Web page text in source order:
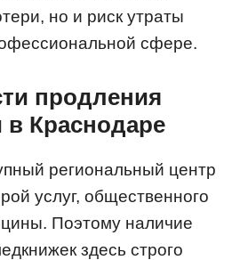
но и риск утраты
сфере.
продления
Краснодаре
региональный центр
услуг, общественного
Поэтому наличие
здесь строго